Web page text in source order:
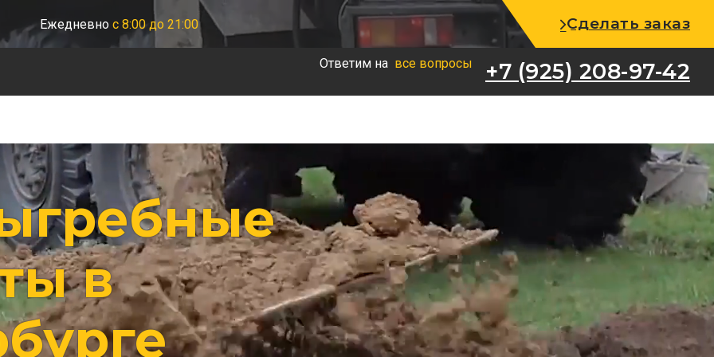
+7 (925) 208-97-42
Ежедневно с 8:00 до 21:00 Сделать заказ
Ответим на все вопросы +7 (925) 208-97-42
в